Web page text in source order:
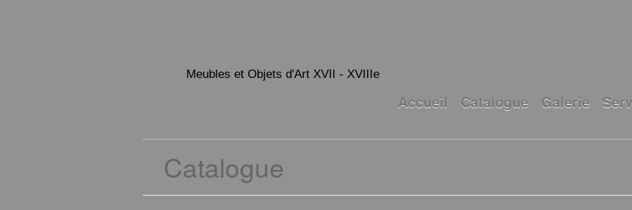
Meubles et Objets d'Art XVII - XVIIIe
Accueil Catalogue Galerie
Catalogue